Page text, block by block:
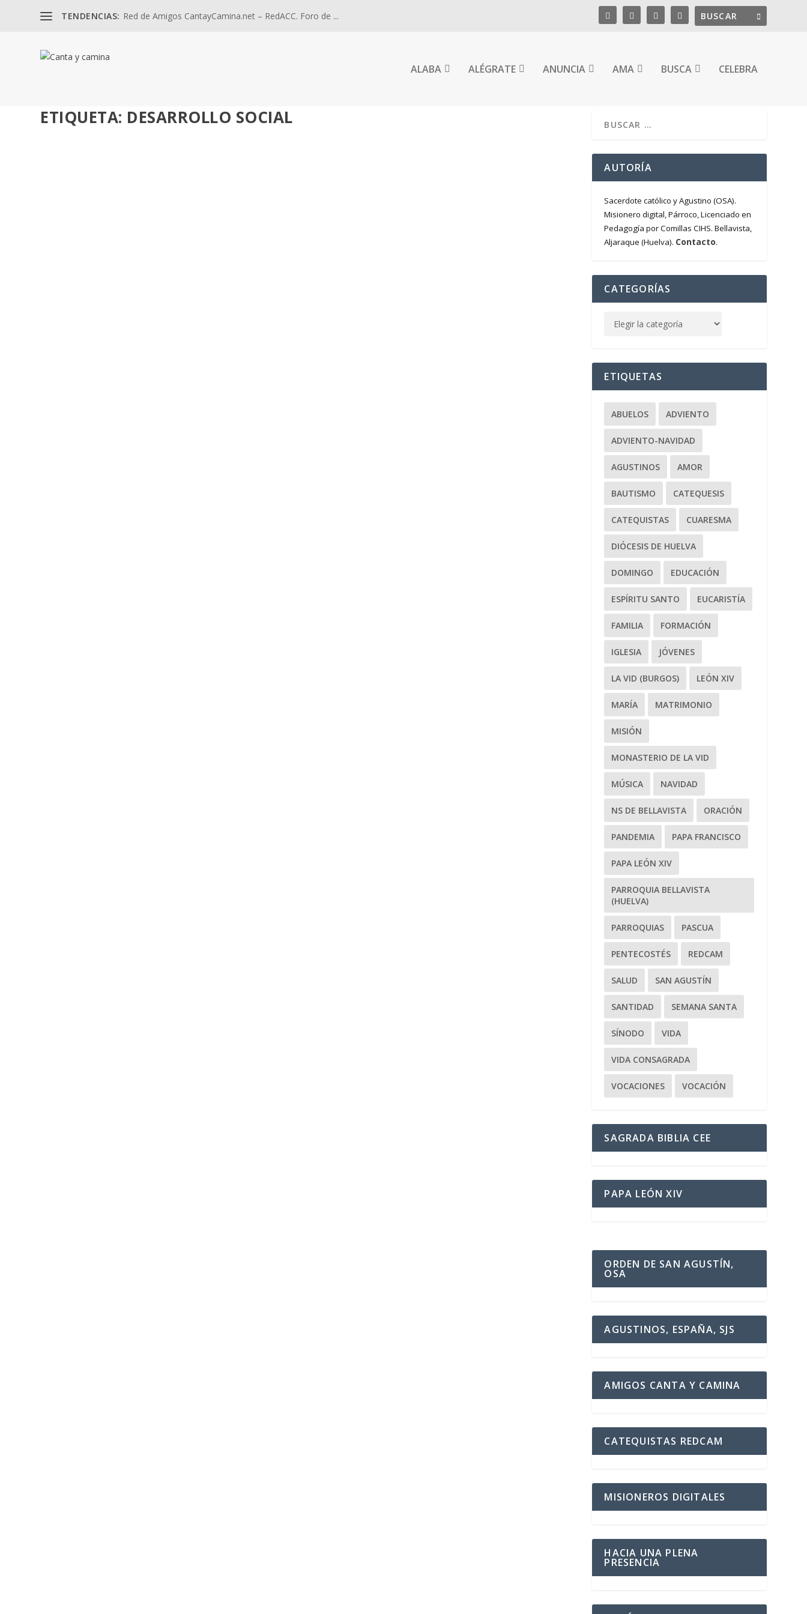
TENDENCIAS: Red de Amigos CantayCamina.net – RedACC. Foro de ...
ALABA ALÉGRATE ANUNCIA AMA BUSCA CELEBRA
ETIQUETA: DESARROLLO SOCIAL
AUTORÍA
Sacerdote católico y Agustino (OSA).
Misionero digital, Párroco, Licenciado en
Pedagogía por Comillas CIHS. Bellavista,
Aljaraque (Huelva). Contacto.
CATEGORÍAS
ETIQUETAS
ABUELOS ADVIENTO
ADVIENTO-NAVIDAD
AGUSTINOS AMOR
BAUTISMO CATEQUESIS
CATEQUISTAS CUARESMA
DIÓCESIS DE HUELVA
DOMINGO EDUCACIÓN
ESPÍRITU SANTO EUCARISTÍA
FAMILIA FORMACIÓN
IGLESIA JÓVENES
LA VID (BURGOS) LEÓN XIV
MARÍA MATRIMONIO
MISIÓN
MONASTERIO DE LA VID
MÚSICA NAVIDAD
NS DE BELLAVISTA ORACIÓN
PANDEMIA PAPA FRANCISCO
PAPA LEÓN XIV
PARROQUIA BELLAVISTA
(HUELVA)
PARROQUIAS PASCUA
PENTECOSTÉS REDCAM
SALUD SAN AGUSTÍN
SANTIDAD SEMANA SANTA
SÍNODO VIDA
VIDA CONSAGRADA
VOCACIONES VOCACIÓN
SAGRADA BIBLIA CEE
PAPA LEÓN XIV
ORDEN DE SAN AGUSTÍN,
OSA
AGUSTINOS, ESPAÑA, SJS
AMIGOS CANTA Y CAMINA
CATEQUISTAS REDCAM
MISIONEROS DIGITALES
HACIA UNA PLENA
PRESENCIA